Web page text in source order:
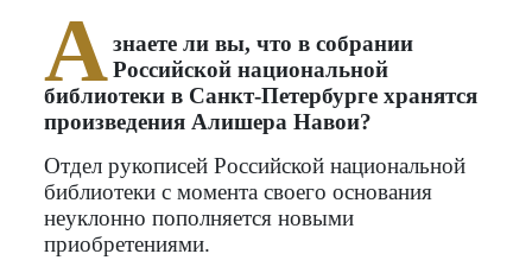
А знаете ли вы, что в собрании
Российской национальной
библиотеки в Санкт-Петербурге хранятся
произведения Алишера Навои?
Отдел рукописей Российской национальной
библиотеки с момента своего основания
неуклонно пополняется новыми
приобретениями.